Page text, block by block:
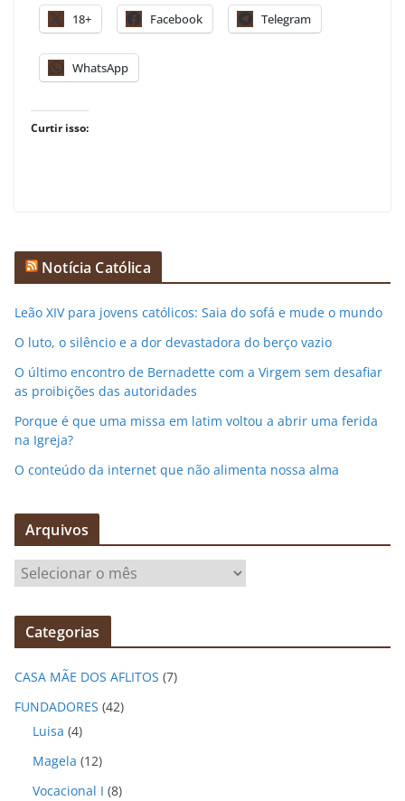
18+ Facebook Telegram
WhatsApp
Curtir isso:
Notícia Católica
Leão XIV para jovens católicos: Saia do sofá e mude o mundo
O luto, o silêncio e a dor devastadora do berço vazio
O último encontro de Bernadette com a Virgem sem desafiar
as proibições das autoridades
Porque é que uma missa em latim voltou a abrir uma ferida
na Igreja?
O conteúdo da internet que não alimenta nossa alma
Arquivos
q
v
o
Categorias
CASA MÃE DOS AFLITOS (7)
FUNDADORES (42)
Luisa (4)
Magela (12)
Vocacional I (8)